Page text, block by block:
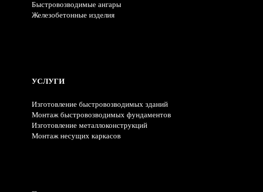
Быстровозводимые ангары
Железобетонные изделия
УСЛУГИ
Изготовление быстровозводимых зданий
Монтаж быстровозводимых фундаментов
Изготовление металлоконструкций
Монтаж несущих каркасов